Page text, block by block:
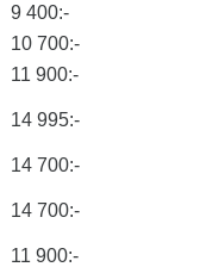
9 400:-
10 700:-
11 900:-
14 995:-
14 700:-
14 700:-
11 900:-